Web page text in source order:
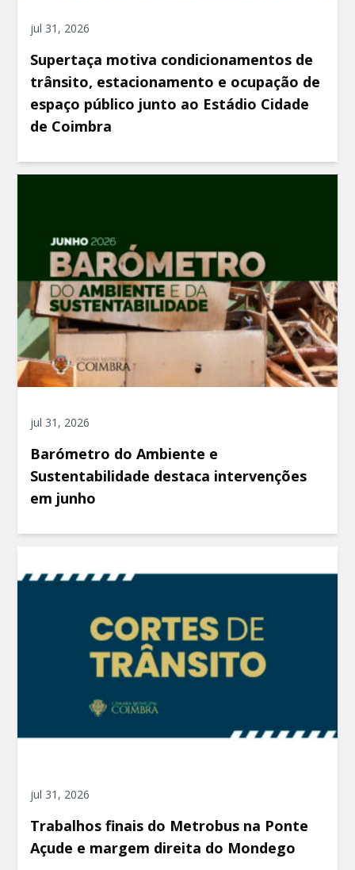
jul 31, 2026
Supertaça motiva condicionamentos de
trânsito, estacionamento e ocupação de
espaço público junto ao Estádio Cidade
de Coimbra
jul 31, 2026
Barómetro do Ambiente e
Sustentabilidade destaca intervenções
em junho
jul 31, 2026
Trabalhos finais do Metrobus na Ponte
Açude e margem direita do Mondego